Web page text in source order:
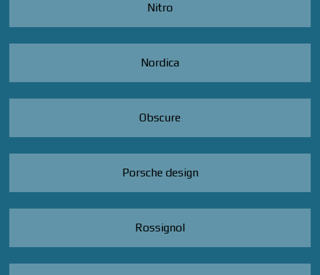
Nitro
Nordica
Obscure
Porsche design
Rossignol